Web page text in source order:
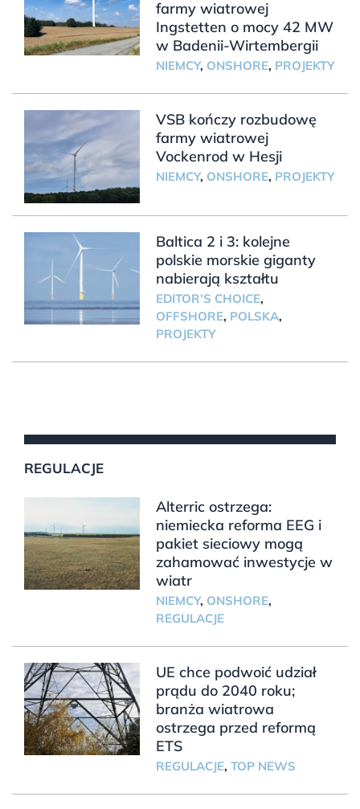
farmy wiatrowej
Ingstetten o mocy 42 MW
w Badenii-Wirtembergii
NIEMCY, ONSHORE, PROJEKTY
VSB kończy rozbudowę
farmy wiatrowej
Vockenrod w Hesji
NIEMCY, ONSHORE, PROJEKTY
Baltica 2 i 3: kolejne
polskie morskie giganty
nabierają kształtu
EDITOR'S CHOICE,
OFFSHORE, POLSKA,
PROJEKTY
REGULACJE
Alterric ostrzega:
niemiecka reforma EEG i
pakiet sieciowy mogą
zahamować inwestycje w
wiatr
NIEMCY, ONSHORE,
REGULACJE
UE chce podwoić udział
prądu do 2040 roku;
branża wiatrowa
ostrzega przed reformą
ETS
REGULACJE, TOP NEWS